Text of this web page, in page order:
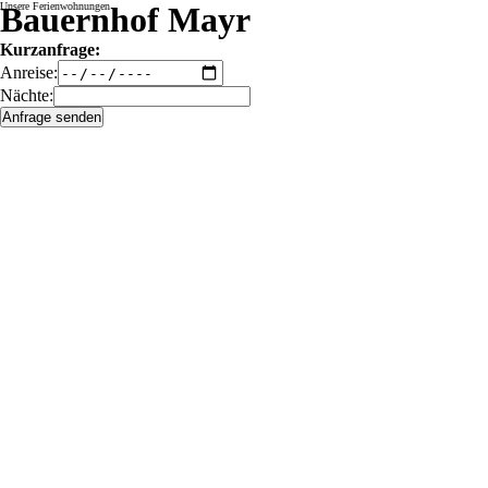
Bauernhof Mayr
Kurzanfrage:
Anreise:
Nächte:
Unsere Ferienwohnungen